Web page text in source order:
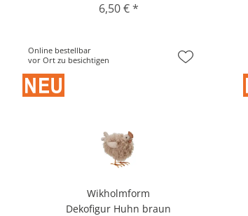
6,50 € *
Online bestellbar
vor Ort zu besichtigen
Wikholmform
Dekofigur Huhn braun